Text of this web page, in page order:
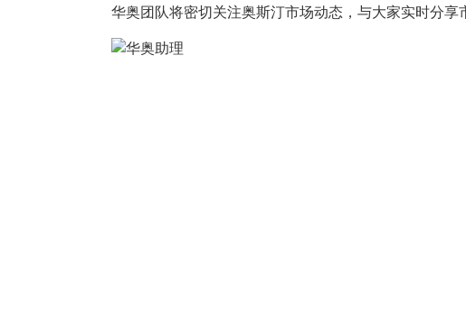
华奥团队将密切关注奥斯汀市场动态，与大家实时分享